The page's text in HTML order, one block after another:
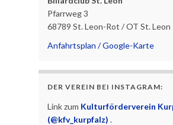
Pfarrweg 3
68789 St. Leon-Rot / OT St. Leon
Anfahrtsplan / Google-Karte
DER VEREIN BEI INSTAGRAM:
Link zum Kulturförderverein
(@kfv_kurpfalz) .